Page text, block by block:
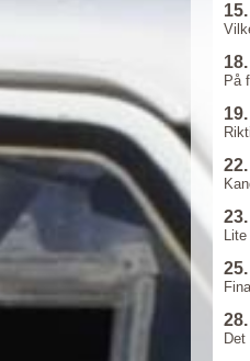
15.
18.
På
19.
22.
23.
25.
28.